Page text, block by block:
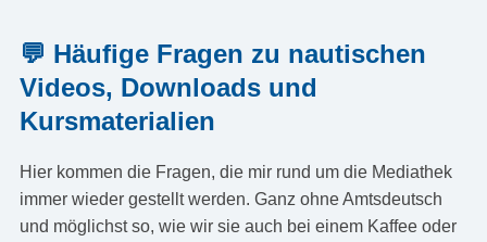
💬 Häufige Fragen zu nautischen
Videos, Downloads und
Kursmaterialien
Hier kommen die Fragen, die mir rund um die Mediathek
immer wieder gestellt werden. Ganz ohne Amtsdeutsch
und möglichst so, wie wir sie auch bei einem Kaffee oder